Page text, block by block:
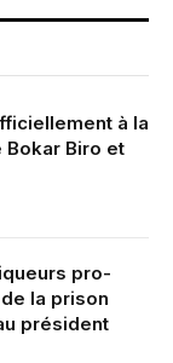
à la
Bokar Biro et
pro-
la prison
président